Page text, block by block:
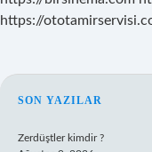
https://
SIDEBAR
SON YAZILAR
Zerdüştler kimdir ?